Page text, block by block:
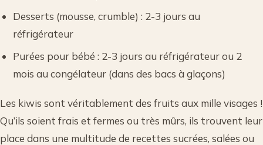
Desserts (mousse, crumble) : 2-3 jours au
réfrigérateur
Purées pour bébé : 2-3 jours au réfrigérateur ou 2
mois au congélateur (dans des bacs à glaçons)
Les kiwis sont véritablement des fruits aux mille visages !
Qu’ils soient frais et fermes ou très mûrs, ils trouvent leur
place dans une multitude de recettes sucrées, salées ou